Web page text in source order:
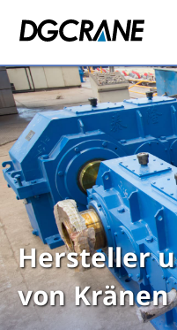
Hersteller
von Kränen